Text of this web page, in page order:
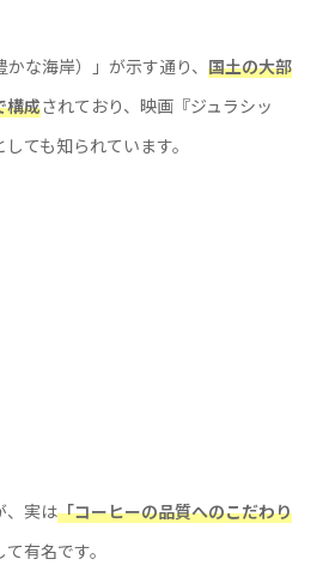
な海岸）」が示す通り、 国土の大部
構成されており、映画『ジュラシッ
ても知られています。
、実は「コーヒーの品質へのこだわり
有名です。